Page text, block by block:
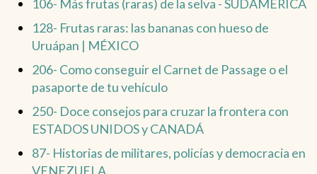
106- Más frutas (raras) de la selva - SUDAMÉRICA
128- Frutas raras: las bananas con hueso de
Uruápan | MÉXICO
206- Como conseguir el Carnet de Passage o el
pasaporte de tu vehículo
250- Doce consejos para cruzar la frontera con
ESTADOS UNIDOS y CANADÁ
87- Historias de militares, policías y democracia en
VENEZUELA